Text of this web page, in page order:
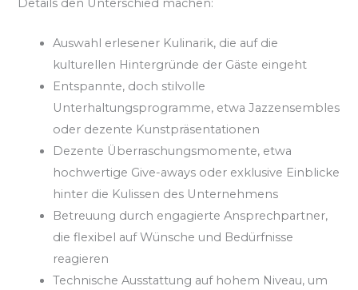
Details den Unterschied machen:
Auswahl erlesener Kulinarik, die auf die
kulturellen Hintergründe der Gäste eingeht
Entspannte, doch stilvolle
Unterhaltungsprogramme, etwa Jazzensembles
oder dezente Kunstpräsentationen
Dezente Überraschungsmomente, etwa
hochwertige Give-aways oder exklusive Einblicke
hinter die Kulissen des Unternehmens
Betreuung durch engagierte Ansprechpartner,
die flexibel auf Wünsche und Bedürfnisse
reagieren
Technische Ausstattung auf hohem Niveau, um